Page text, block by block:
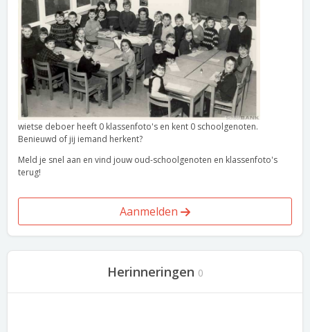
wietse deboer heeft 0 klassenfoto's en kent 0 schoolgenoten.
Benieuwd of jij iemand herkent?
Meld je snel aan en vind jouw oud-schoolgenoten en klassenfoto's
terug!
Aanmelden
Herinneringen 0